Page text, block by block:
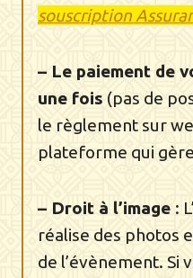
souscription
– Le paiement de
une fois (pas de
le règlement sur
plateforme qui
– Droit à l’image :
réalise des photos
de l’évènement. Si